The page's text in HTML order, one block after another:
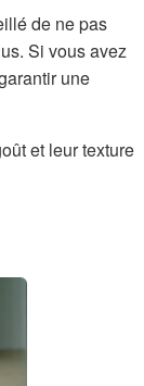
de ne pas
Si vous avez
une
et leur texture